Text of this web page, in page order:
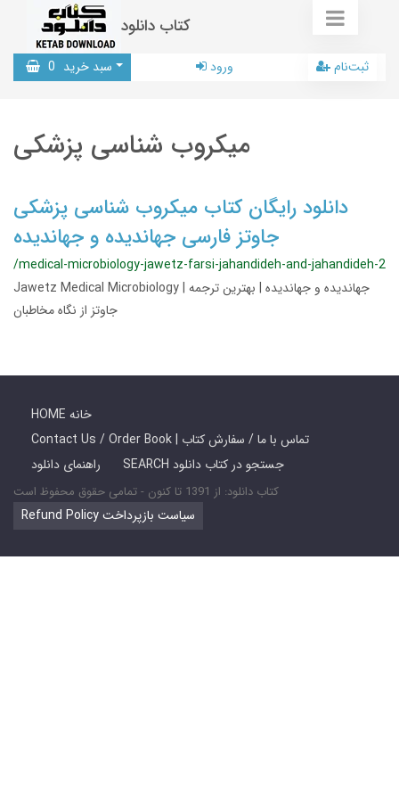
کتاب دانلود
سبد خرید 0 ورود ثبت‌نام
میکروب شناسی پزشکی
دانلود رایگان کتاب میکروب شناسی پزشکی
جاوتز فارسی جهاندیده و جهاندیده
/medical-microbiology-jawetz-farsi-jahandideh-and-jahandideh-2
Jawetz Medical Microbiology | جهاندیده و جهاندیده | بهترین ترجمه
جاوتز از نگاه مخاطبان
HOME خانه
Contact Us / Order Book | تماس با ما / سفارش کتاب
راهنمای دانلود
SEARCH جستجو در کتاب دانلود
کتاب دانلود: از 1391 تا کنون - تمامی حقوق محفوظ است
Refund Policy سیاست بازپرداخت